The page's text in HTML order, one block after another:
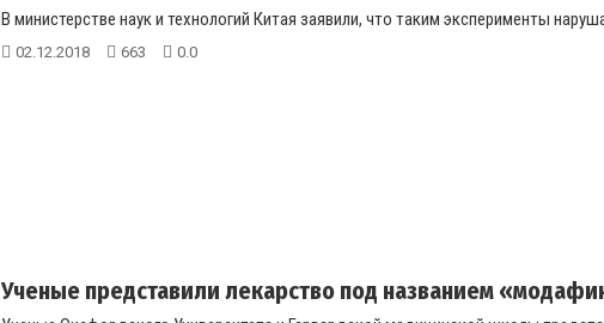
В министерстве наук и технологий Китая заявили, что таким эксперименты
02.12.2018 663 0.0
Ученые представили лекарство под названием